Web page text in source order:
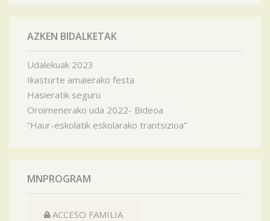
AZKEN BIDALKETAK
Udalekuak 2023
Ikasturte amaierako festa
Hasieratik seguru
Oroimenerako uda 2022- Bideoa
“Haur-eskolatik eskolarako trantsizioa”
MNPROGRAM
ACCESO FAMILIA